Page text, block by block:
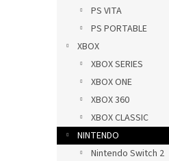
PS VITA
PS PORTABLE
XBOX
XBOX SERIES
XBOX ONE
XBOX 360
XBOX CLASSIC
NINTENDO
Nintendo Switch 2